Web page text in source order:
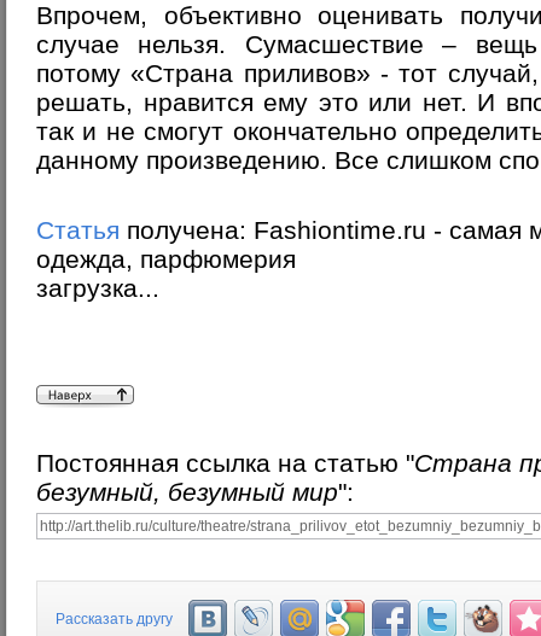
Впрочем, объективно оценивать
случае нельзя. Сумасшествие – вещь
потому «Страна приливов» - тот
решать, нравится ему это или нет. И
так и не смогут окончательно
данному произведению. Все слишком
Статья получена: Fashiontime.ru -
одежда, парфюмерия
загрузка...
Постоянная ссылка на статью "Страна
безумный, безумный мир":
Рассказать другу